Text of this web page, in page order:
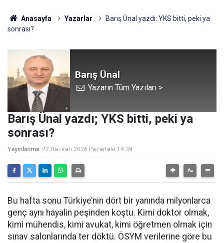
Anasayfa Yazarlar
Barış Ünal yazdı; YKS bitti, peki ya
sonrası?
Barış Ünal
Yazarın Tüm Yazıları >
Barış Ünal yazdı; YKS bitti, peki ya
sonrası?
Yayınlanma: 22 Haziran 2026 Pazartesi 19:39
Bu hafta sonu Türkiye’nin dört bir yanında milyonlarca
genç aynı hayalin peşinden koştu. Kimi doktor olmak,
kimi mühendis, kimi avukat, kimi öğretmen olmak için
sınav salonlarında ter döktü. ÖSYM verilerine göre bu